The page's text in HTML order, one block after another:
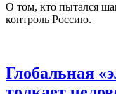
О том, кто пытался
контроль Россию.
Глобальная